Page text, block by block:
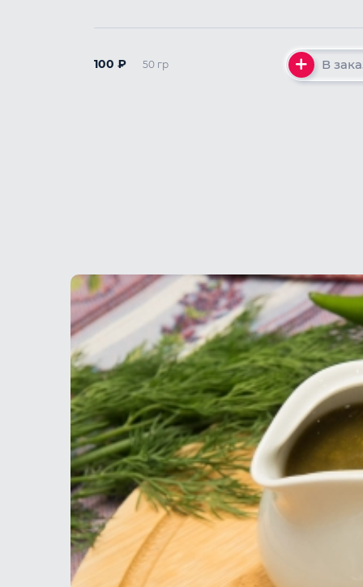
100 ₽ 50 гр В